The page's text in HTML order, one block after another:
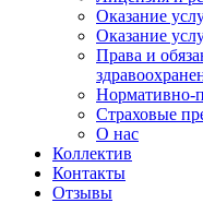
Оказание
Оказание
Права и
Нормативно-
Страховые
О нас
Коллектив
Контакты
Отзывы